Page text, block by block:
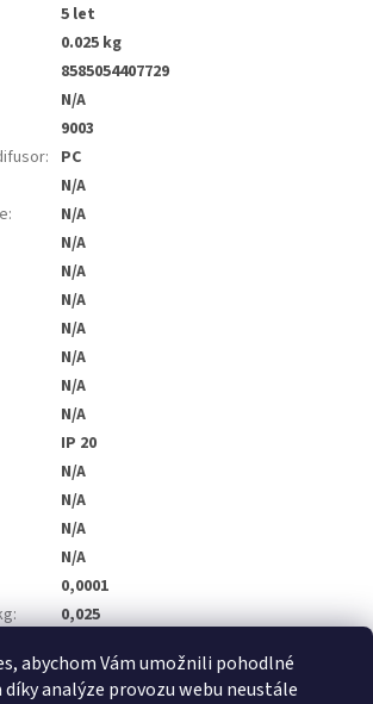
abychom Vám umožnili pohodlné
analýze provozu webu neustále
5 let
0.025 kg
8585054407729
N/A
9003
: PC
N/A
:
N/A
N/A
N/A
N/A
N/A
N/A
N/A
N/A
IP 20
N/A
N/A
N/A
N/A
0,0001
:
0,025